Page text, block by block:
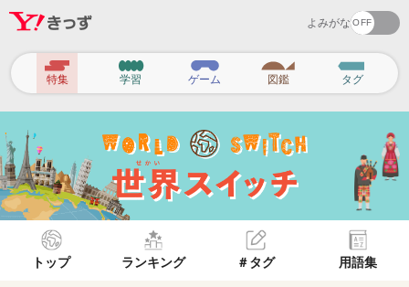
よみがな
ヘ
ッ
ー
ナ
ビ
特集 学習 ゲーム 図鑑 タグ
トップ ランキング ＃タグ 用語集